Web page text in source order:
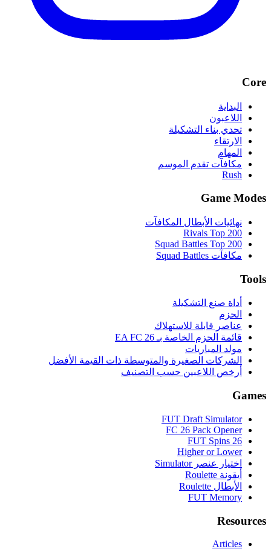
Core
البداية
اللاعبون
تحدي بناء التشكيلة
الارتقاء
المهام
مكافآت تقدم الموسم
Rush
Game Modes
نهائيات الأبطال المكافآت
Rivals Top 200
Squad Battles Top 200
مكافآت Squad Battles
Tools
أداة صنع التشكيلة
الحزم
عناصر قابلة للاستهلاك
قائمة الحزم الخاصة بـ EA FC 26
مولد المباريات
الشركات الصغيرة والمتوسطة ذات القيمة الأفضل
أرخص اللاعبين حسب التصنيف
Games
FUT Draft Simulator
FC 26 Pack Opener
FUT Spins 26
Higher or Lower
اختيار عنصر Simulator
أيقونة Roulette
الأبطال Roulette
FUT Memory
Resources
Articles